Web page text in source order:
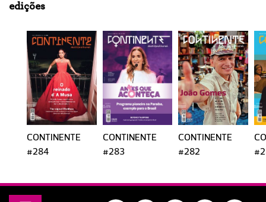
edições
CONTINENTE
#284
CONTINENTE
#283
CONTINENTE
#282